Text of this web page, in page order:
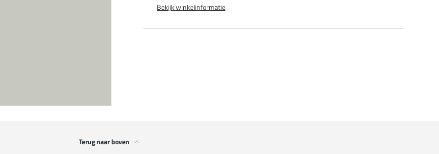
Bekijk winkelinformatie
Terug naar boven